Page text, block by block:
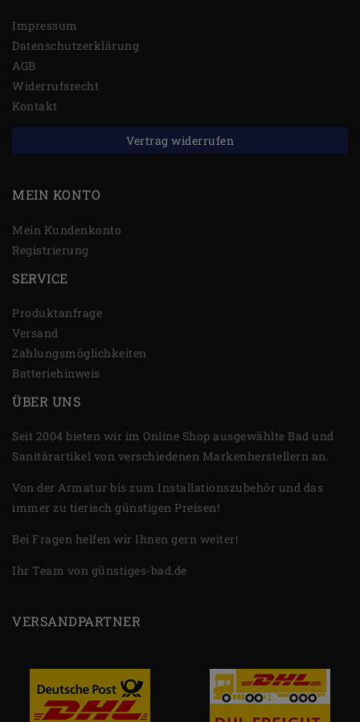
Impressum
Daten­schutz­erklärung
AGB
Widerrufs­recht
Kontakt
Vertrag widerrufen
MEIN KONTO
Mein Kundenkonto
Registrierung
SERVICE
Produktanfrage
Versand
Zahlungsmöglichkeiten
Batteriehinweis
ÜBER UNS
Seit 2004 bieten wir im Online Shop ausgewählte Bad und
Sanitärartikel von verschiedenen Markenherstellern an.
Von der Armatur bis zum Installationszubehör und das
immer zu tierisch günstigen Preisen!
Bei Fragen helfen wir Ihnen gern weiter!
Ihr Team von günstiges-bad.de
VERSANDPARTNER